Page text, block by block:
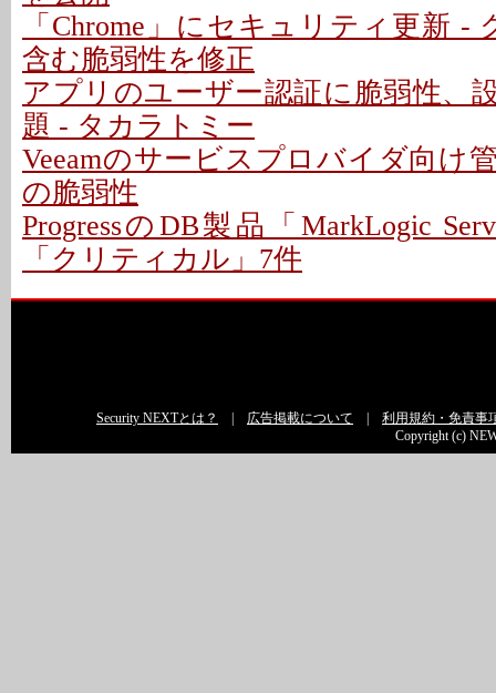
「Chrome」にセキュリティ更新 -
含む脆弱性を修正
アプリのユーザー認証に脆弱性、
題 - タカラトミー
Veeamのサービスプロバイダ向け
の脆弱性
ProgressのDB製品「MarkLogic
「クリティカル」7件
Security NEXTとは？ 広告掲載について
利用規約・免責事
Copyright (c)